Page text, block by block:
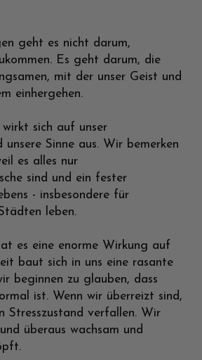
geht es nicht darum,
Es geht darum, die
mit der unser Geist und
einhergehen.
sich auf unser
unsere Sinne aus. Wir bemerken
es alles nur
sind und ein fester
- insbesondere für
leben.
es eine enorme Wirkung auf
baut sich in uns eine rasante
beginnen zu glauben, dass
ist. Wenn wir überreizt sind,
Stresszustand verfallen. Wir
überaus wachsam und